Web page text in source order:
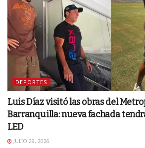
DEPORTES
Luis Díaz visitó las obras del
Barranquilla: nueva fachada
LED
JULIO 29, 2026